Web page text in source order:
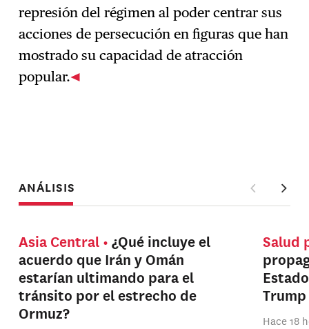
represión del régimen al poder centrar sus
acciones de persecución en figuras que han
mostrado su capacidad de atracción
popular.
ANÁLISIS
Asia Central
¿Qué incluye el
acuerdo que Irán y Omán
estarían ultimando para el
tránsito por el estrecho de
Ormuz?
Salud
Trump
Hace 18